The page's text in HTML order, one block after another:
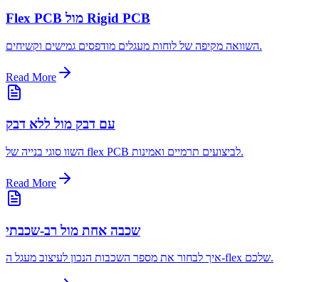
Flex PCB מול Rigid PCB
השוואה מקיפה של לוחות מעגלים מודפסים גמישים וקשיחים.
Read More
עם דבק מול ללא דבק
השוו סוגי בנייה של flex PCB לביצועים תרמיים ואמינות.
Read More
שכבה אחת מול רב-שכבתי
איך לבחור את מספר השכבות הנכון לעיצוב מעגל ה-flex שלכם.